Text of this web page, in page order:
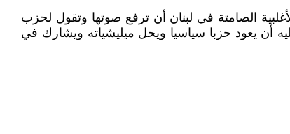
الصامتة في لبنان أن ترفع صوتها وتقول لحزب
أن يعود حزبا سياسيا ويحل ميليشياته ويشارك في